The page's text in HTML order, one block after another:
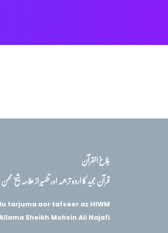
بلاغ القرآن
قرآن مجید کا اردو ترجمہ اور تفسیر از علامہ شیخ
tarjuma aor tafseer az HIWM
Sheikh Mohsin Ali Najafi